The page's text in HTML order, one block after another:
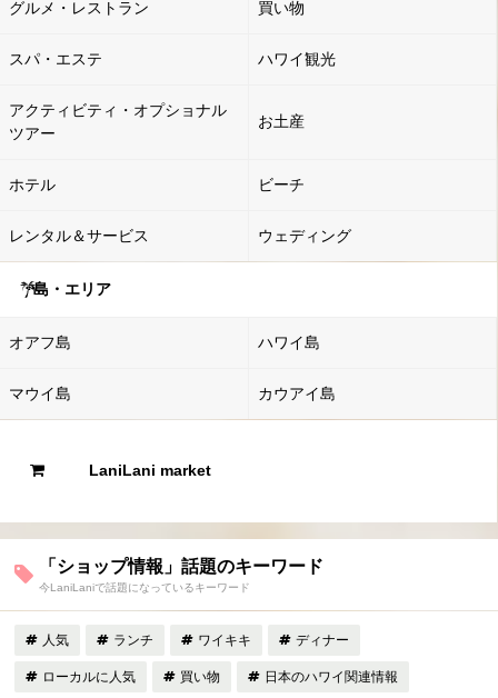
グルメ・レストラン 買い物
スパ・エステ ハワイ観光
アクティビティ・オプショナル
ツアー
お土産
ホテル ビーチ
レンタル＆サービス ウェディング
島・エリア
オアフ島 ハワイ島
マウイ島 カウアイ島
LaniLani market
「ショップ情報」話題のキーワード
今LaniLaniで話題になっているキーワード
人気 ランチ ワイキキ ディナー
ローカルに人気 買い物 日本のハワイ関連情報